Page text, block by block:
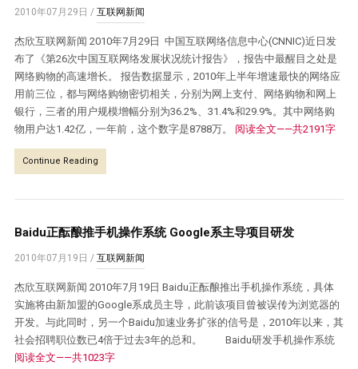
2010年07月29日 / 互联网新闻
杰欣互联网新闻 2010年7月29日 中国互联网络信息中心(CNNIC)近日发
布了《第26次中国互联网络发展状况统计报告》，报告中最醒目之处是
网络购物的高速增长。 报告数据显示，2010年上半年增速最快的网络应
用前三位，都与网络购物密切相关，分别为网上支付、网络购物和网上
银行，三者的用户规模增幅分别为36.2%、31.4%和29.9%。其中网络购
物用户达1.42亿，一年前，这个数字是8788万。 阅读全文——共2191字
Continue Reading
Baidu正酝酿推手机操作系统 Google系主导项目研发
2010年07月19日 / 互联网新闻
杰欣互联网新闻 2010年7月19日 Baidu正酝酿推出手机操作系统，具体
实施将由新加盟的Google系成员主导，此前该项目曾被误传为浏览器的
开发。与此同时，另一个Baidu加速业务扩张的信号是，2010年以来，其
社会招聘职位数已4倍于过去3年的总和。 Baidu研发手机操作系统
阅读全文——共1023字